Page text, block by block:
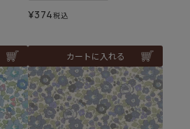
¥374税込
カートに入れる